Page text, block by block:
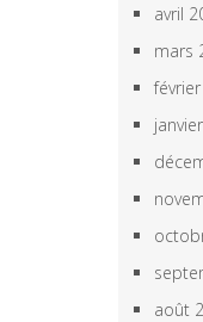
avril
mars
août